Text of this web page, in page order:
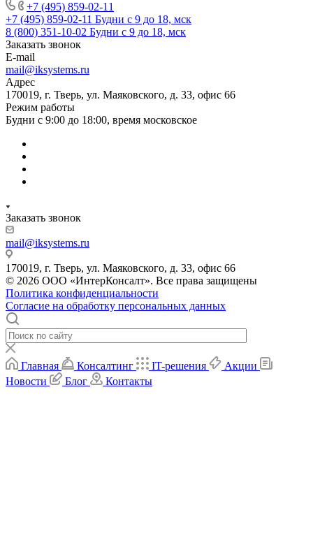
+7 (495) 859-02-11
+7 (495) 859-02-11 Будни с 9 до 18, мск
8 (800) 351-10-02 Будни с 9 до 18, мск
Заказать звонок
E-mail
mail@iksystems.ru
Адрес
170019, г. Тверь, ул. Маяковского, д. 33, офис 66
Режим работы
Будни с 9:00 до 18:00, время московское
Заказать звонок
mail@iksystems.ru
170019, г. Тверь, ул. Маяковского, д. 33, офис 66
© 2026 ООО «ИнтерКонсалт». Все права защищены
Политика конфиденциальности
Согласие на обработку персональных данных
Главная Консалтинг IT-решения
Акции
Новости
Блог Контакты